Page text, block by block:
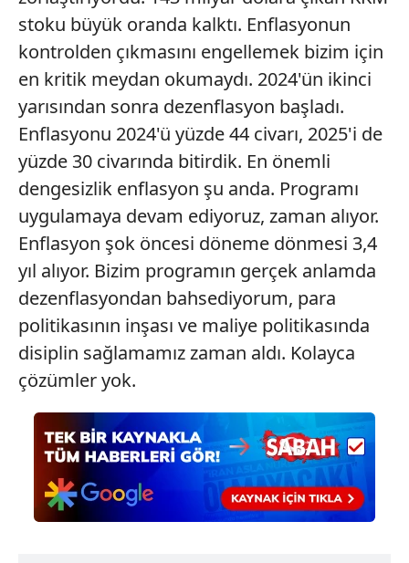
stoku büyük oranda kalktı. Enflasyonun
kontrolden çıkmasını engellemek bizim için
en kritik meydan okumaydı. 2024'ün ikinci
yarısından sonra dezenflasyon başladı.
Enflasyonu 2024'ü yüzde 44 civarı, 2025'i de
yüzde 30 civarında bitirdik. En önemli
dengesizlik enflasyon şu anda. Programı
uygulamaya devam ediyoruz, zaman alıyor.
Enflasyon şok öncesi döneme dönmesi 3,4
yıl alıyor. Bizim programın gerçek anlamda
dezenflasyondan bahsediyorum, para
politikasının inşası ve maliye politikasında
disiplin sağlamamız zaman aldı. Kolayca
çözümler yok.